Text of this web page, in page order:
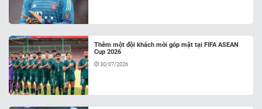
Thêm một đội khách mời góp mặt tại FIFA ASEAN
Cup 2026
30/07/2026